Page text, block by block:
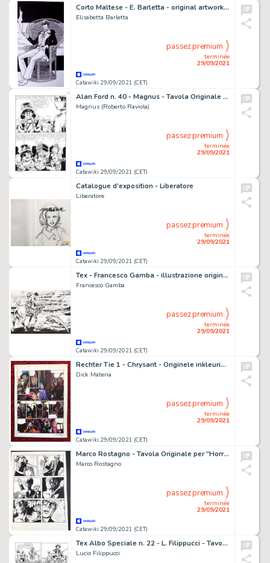
Corto Maltese - E. Barletta - original artwork "Omaggio a Corto" - Page volante - Exemplaire unique (2021)
Elisabetta Barletta
Catawiki 29/09/2021 (CET)
terminée
29/09/2021
passez premium
Alan Ford n. 40 - Magnus - Tavola Originale "Ecologia" - Page volante - Exemplaire unique - (1972)
Magnus (Roberto Raviola)
Catawiki 29/09/2021 (CET)
terminée
29/09/2021
passez premium
Catalogue d'exposition - Liberatore
Liberatore
Catawiki 29/09/2021 (CET)
terminée
29/09/2021
passez premium
Tex - Francesco Gamba - illustrazione originale - Page volante
Francesco Gamba
Catawiki 29/09/2021 (CET)
terminée
29/09/2021
passez premium
Rechter Tie 1 - Chrysant - Originele inkleuring + Album - - Cartonné - EO - (2000)
Dick Matena
Catawiki 29/09/2021 (CET)
terminée
29/09/2021
passez premium
Marco Rostagno - Tavola Originale per "Horror Sansoni" - Page volante - Exemplaire unique
Marco Rostagno
Catawiki 29/09/2021 (CET)
terminée
29/09/2021
passez premium
Tex Albo Speciale n. 22 - L. Filippucci - Tavola Originale "Seminoles" - Page volante - EO - (2008)
Lucio Filippucci